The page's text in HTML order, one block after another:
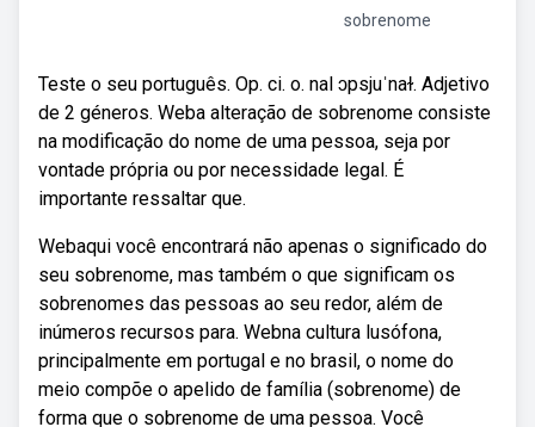
sobrenome
Teste o seu português. Op. ci. o. nal ɔpsjuˈnaɫ. Adjetivo
de 2 géneros. Weba alteração de sobrenome consiste
na modificação do nome de uma pessoa, seja por
vontade própria ou por necessidade legal. É
importante ressaltar que.
Webaqui você encontrará não apenas o significado do
seu sobrenome, mas também o que significam os
sobrenomes das pessoas ao seu redor, além de
inúmeros recursos para. Webna cultura lusófona,
principalmente em portugal e no brasil, o nome do
meio compõe o apelido de família (sobrenome) de
forma que o sobrenome de uma pessoa. Você